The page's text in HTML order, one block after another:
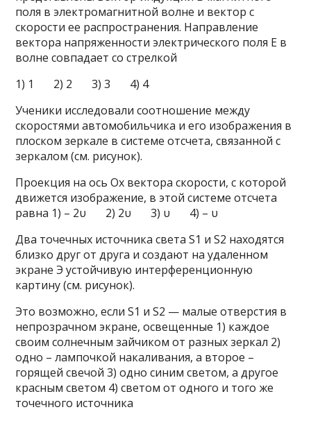
поля в электромагнитной волне и вектор c
скорости ее распространения. Направление
вектора напряженности электрического поля E в
волне совпадает со стрелкой
1) 1 2) 2 3) 3 4) 4
Ученики исследовали соотношение между
скоростями автомобильчика и его изображения в
плоском зеркале в системе отсчета, связанной с
зеркалом (см. рисунок).
Проекция на ось Ох вектора скорости, с которой
движется изображение, в этой системе отсчета
равна 1) – 2υ 2) 2υ 3) υ 4) – υ
Два точечных источника света S1 и S2 находятся
близко друг от друга и создают на удаленном
экране Э устойчивую интерференционную
картину (см. рисунок).
Это возможно, если S1 и S2 — малые отверстия в
непрозрачном экране, освещенные 1) каждое
своим солнечным зайчиком от разных зеркал 2)
одно – лампочкой накаливания, а второе –
горящей свечой 3) одно синим светом, а другое
красным светом 4) светом от одного и того же
точечного источника